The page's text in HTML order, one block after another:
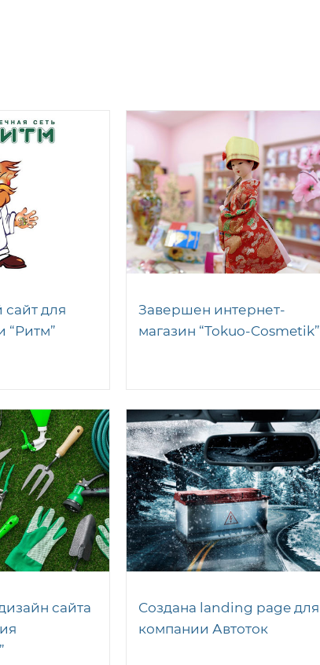
для
“Ритм”
Завершен интернет-
магазин “Tokuo-Cosmetik”
сайта
Создана landing page для
компании Автоток